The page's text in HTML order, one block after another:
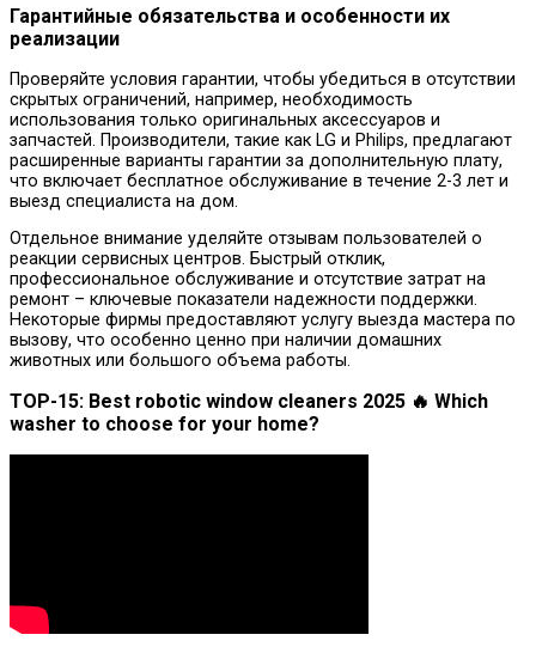
Гарантийные обязательства и особенности их
реализации
Проверяйте условия гарантии, чтобы убедиться в отсутствии
скрытых ограничений, например, необходимость
использования только оригинальных аксессуаров и
запчастей. Производители, такие как LG и Philips, предлагают
расширенные варианты гарантии за дополнительную плату,
что включает бесплатное обслуживание в течение 2-3 лет и
выезд специалиста на дом.
Отдельное внимание уделяйте отзывам пользователей о
реакции сервисных центров. Быстрый отклик,
профессиональное обслуживание и отсутствие затрат на
ремонт – ключевые показатели надежности поддержки.
Некоторые фирмы предоставляют услугу выезда мастера по
вызову, что особенно ценно при наличии домашних
животных или большого объема работы.
TOP-15: Best robotic window cleaners 2025 🔥 Which
washer to choose for your home?